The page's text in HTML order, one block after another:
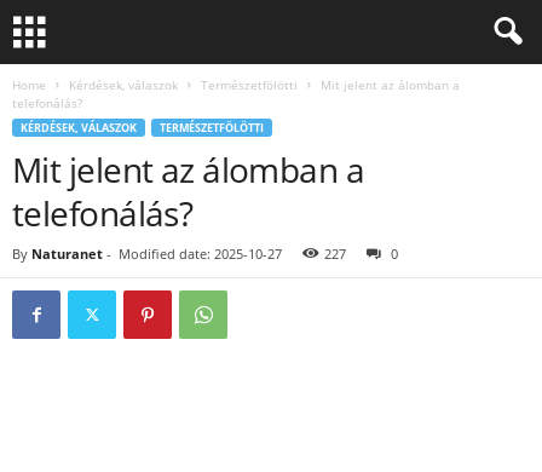
Home Kérdések, válaszok Természetfölötti
Mit jelent az álomban a
telefonálás?
KÉRDÉSEK, VÁLASZOK TERMÉSZETFÖLÖTTI
Mit jelent az álomban a
telefonálás?
By Naturanet - Modified date: 2025-10-27 227 0